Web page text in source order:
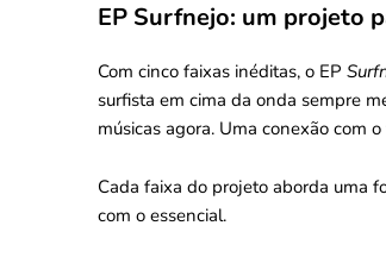
EP Surfnejo: um projeto
Com cinco faixas inéditas, o EP
surfista em cima da onda sempre
músicas agora. Uma conexão com
Cada faixa do projeto aborda uma
com o essencial.